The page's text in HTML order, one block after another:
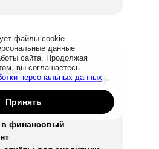
в финансовый
Принять
файлы cookie
данные
сайта. Продолжая
вы соглашаетесь
персональных данных